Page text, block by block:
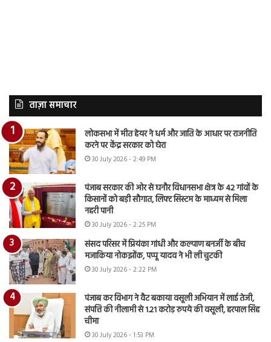
ताज़ा समाचार
लोकसभा में मीत हेयर ने धर्म और जाति के आधार पर राजनीति
करने पर केंद्र सरकार को घेरा
30 July 2026 - 2:49 PM
पंजाब सरकार की ओर से घनौर विधानसभा क्षेत्र के 42 गांवों के
किसानों को बड़ी सौगात, लिफ्ट सिस्टम के माध्यम से मिला
नहरी पानी
30 July 2026 - 2:25 PM
संसद परिसर में प्रियंका गांधी और कल्याण बनर्जी के बीच
मजाकिया नोकझोंक, पप्पू यादव ने भी ली चुटकी
30 July 2026 - 2:22 PM
पंजाब कर विभाग ने वैट बकाया वसूली अभियान में लाई तेजी,
संपत्ति की नीलामी से 1.21 करोड़ रुपये की वसूली, हरपाल सिंह
चीमा
30 July 2026 - 1:53 PM